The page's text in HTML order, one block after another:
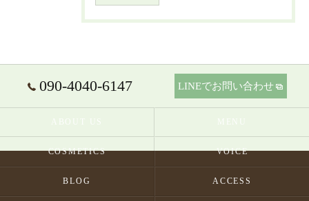
090-4040-6147 LINEでお問い合わせ
ABOUT US MENU
COSMETICS VOICE
BLOG ACCESS